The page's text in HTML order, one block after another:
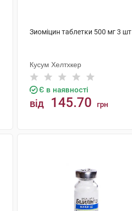
Зиоміцин таблетки 500 мг 3 шт
Кусум Хелтхкер
Є в наявності
від 145.70 грн